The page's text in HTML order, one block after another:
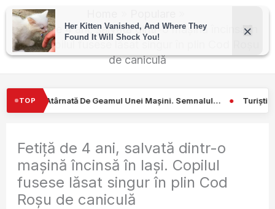
Skip
content
Fetiță de 4 ani, salvată dintr-o mașină încinsă în
Iași. Copilul fusese lăsat singur în plin Cod Roșu
de caniculă
TOP
Unei Mașini. Semnalul… Turiştilor nu le-a venit să creadă!
Fetiță de 4 ani, salvată dintr-o
mașină încinsă în Iași. Copilul
fusese lăsat singur în plin Cod
Roșu de caniculă